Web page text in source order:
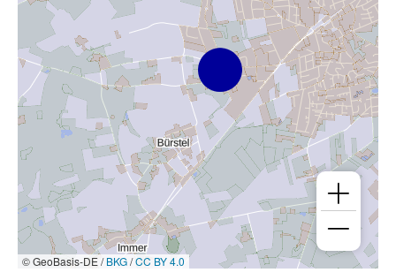
© GeoBasis-DE /BKG/CC BY 4.0